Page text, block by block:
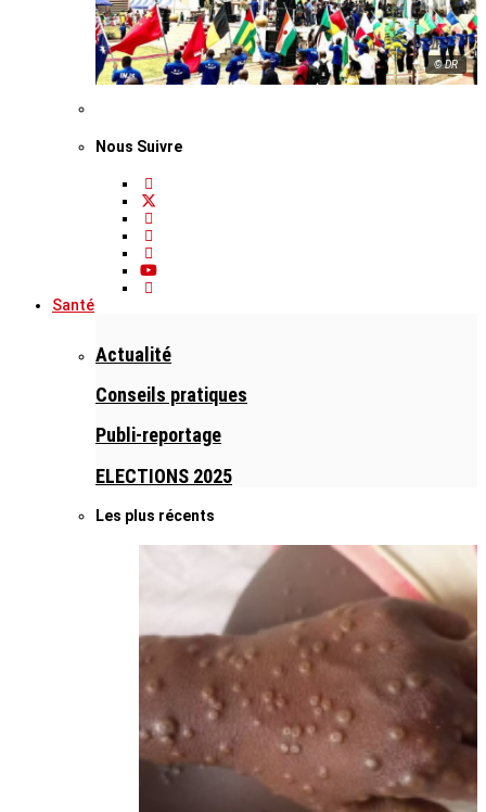
© DR
Nous Suivre
Santé
Actualité
Conseils pratiques
Publi-reportage
ELECTIONS 2025
Les plus récents